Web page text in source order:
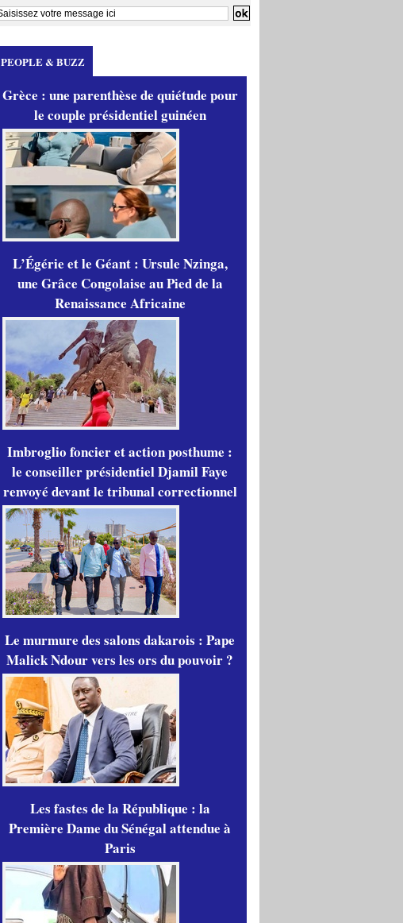
PEOPLE & BUZZ
Grèce : une parenthèse de quiétude pour
le couple présidentiel guinéen
L’Égérie et le Géant : Ursule Nzinga,
une Grâce Congolaise au Pied de la
Renaissance Africaine
Imbroglio foncier et action posthume :
le conseiller présidentiel Djamil Faye
renvoyé devant le tribunal correctionnel
Le murmure des salons dakarois : Pape
Malick Ndour vers les ors du pouvoir ?
Les fastes de la République : la
Première Dame du Sénégal attendue à
Paris